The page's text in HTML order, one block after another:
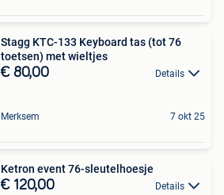
Stagg KTC-133 Keyboard tas (tot 76
toetsen) met wieltjes
€ 80,00 Details
Merksem 7 okt 25
Ketron event 76-sleutelhoesje
€ 120,00 Details